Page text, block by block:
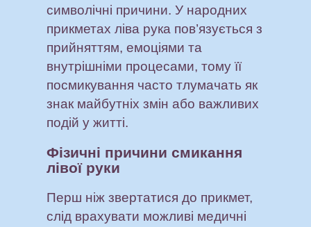
символічні причини. У народних
прикметах ліва рука пов’язується з
прийняттям, емоціями та
внутрішніми процесами, тому її
посмикування часто тлумачать як
знак майбутніх змін або важливих
подій у житті.
Фізичні причини смикання
лівої руки
Перш ніж звертатися до прикмет,
слід врахувати можливі медичні